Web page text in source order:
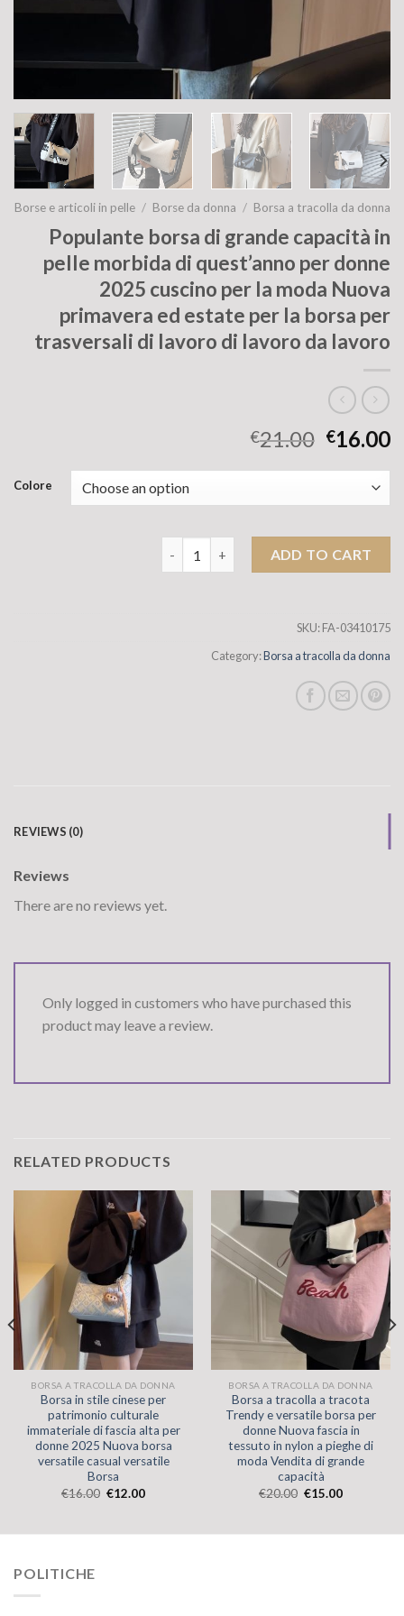
Borse e articoli in pelle / Borse da donna / Borsa a tracolla da donna
Populante borsa di grande capacità in
pelle morbida di quest’anno per donne
2025 cuscino per la moda Nuova
primavera ed estate per la borsa per
trasversali di lavoro di lavoro da lavoro
€21.00 €16.00
Colore
ADD TO CART
SKU:FA-03410175
Category:Borsa a tracolla da donna
REVIEWS (0)
Reviews
There are no reviews yet.
Only logged in customers who have purchased this
product may leave a review.
RELATED PRODUCTS
BORSA A TRACOLLA DA DONNA
Borsa in stile cinese per
patrimonio culturale
immateriale di fascia alta per
donne 2025 Nuova borsa
versatile casual versatile
Borsa
€16.00 €12.00
BORSA A TRACOLLA DA DONNA
Borsa a tracolla a tracota
Trendy e versatile borsa per
donne Nuova fascia in
tessuto in nylon a pieghe di
moda Vendita di grande
capacità
€20.00 €15.00
POLITICHE